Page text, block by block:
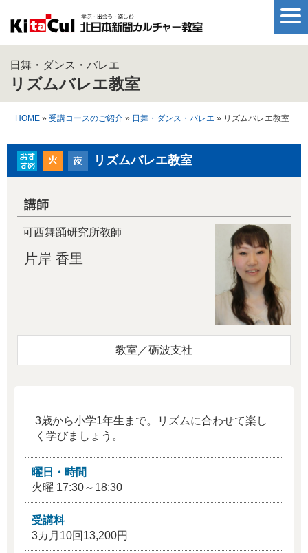
日舞・ダンス・バレエ
リズムバレエ教室
HOME »受講コースのご紹介 » 日舞・ダンス・バレエ » リズムバレエ教室
リズムバレエ教室
講師
可西舞踊研究所教師
片岸 香里
教室／砺波支社
3歳から小学1年生まで。リズムに合わせて楽し
く学びましょう。
曜日・時間
火曜 17:30～18:30
受講料
3カ月10回13,200円